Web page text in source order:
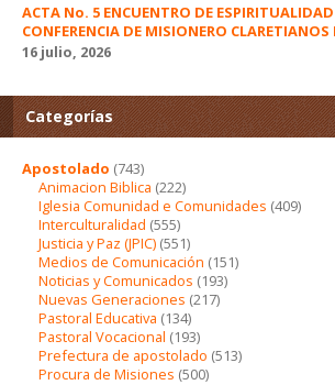
ACTA No. 5 ENCUENTRO DE
CONFERENCIA DE MISIONERO CLARETIANOS
16 julio, 2026
Categorías
Apostolado (743)
Animacion Biblica (222)
Iglesia Comunidad e Comunidades (409)
Interculturalidad (555)
Justicia y Paz (JPIC) (551)
Medios de Comunicación (151)
Noticias y Comunicados (193)
Nuevas Generaciones (217)
Pastoral Educativa (134)
Pastoral Vocacional (193)
Prefectura de apostolado (513)
Procura de Misiones (500)